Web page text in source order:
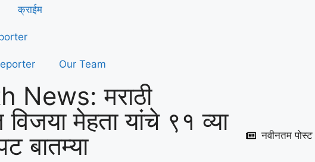
क्राईम
Our Team
मराठी
मेहता यांचे ९१ व्या
बातम्या
नवीनतम पोस्ट